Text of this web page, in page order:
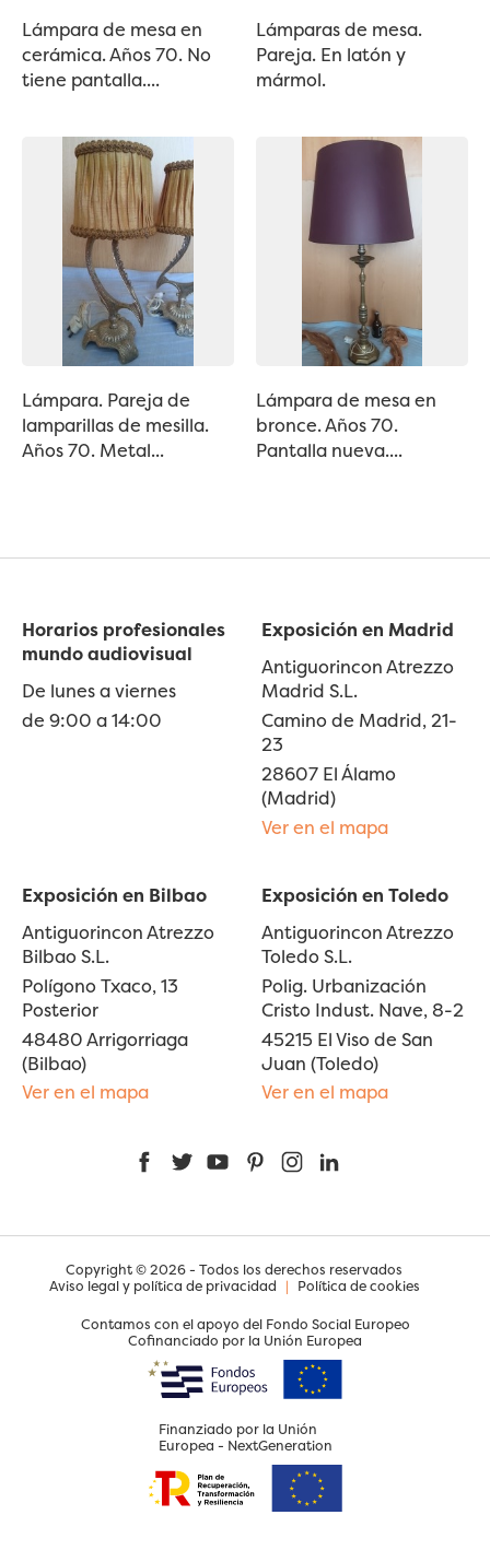
Lámpara de mesa en
cerámica. Años 70. No
tiene pantalla....
Lámparas de mesa.
Pareja. En latón y
mármol.
Lámpara. Pareja de
lamparillas de mesilla.
Años 70. Metal...
Lámpara de mesa en
bronce. Años 70.
Pantalla nueva....
Horarios profesionales
mundo audiovisual
De lunes a viernes
de 9:00 a 14:00
Exposición en Madrid
Antiguorincon Atrezzo
Madrid S.L.
Camino de Madrid, 21-
23
28607 El Álamo
(Madrid)
Ver en el mapa
Exposición en Bilbao
Antiguorincon Atrezzo
Bilbao S.L.
Polígono Txaco, 13
Posterior
48480 Arrigorriaga
(Bilbao)
Ver en el mapa
Exposición en Toledo
Antiguorincon Atrezzo
Toledo S.L.
Polig. Urbanización
Cristo Indust. Nave, 8-2
45215 El Viso de San
Juan (Toledo)
Ver en el mapa
FacebookTwitterYouTubePinterestInstagram
Copyright © 2026 - Todos los derechos reservados
Aviso legal y política de privacidad | Política de cookies
Contamos con el apoyo del Fondo Social Europeo
Cofinanciado por la Unión Europea
Finanziado por la Unión
Europea - NextGeneration